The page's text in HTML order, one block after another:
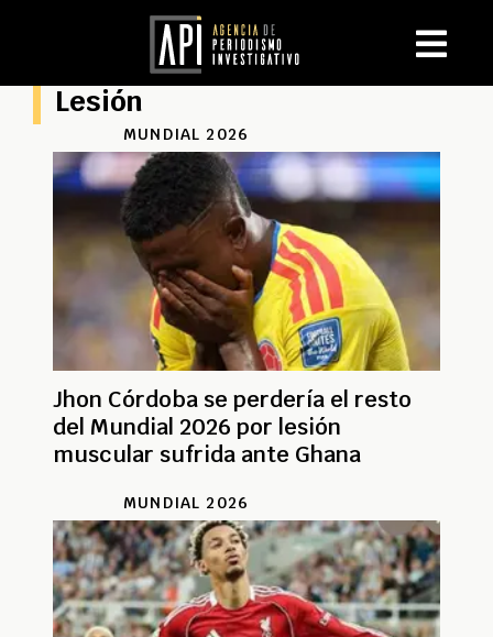
Lesión
MUNDIAL 2026
Jhon Córdoba se perdería el resto
del Mundial 2026 por lesión
muscular sufrida ante Ghana
MUNDIAL 2026